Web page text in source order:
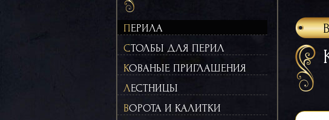
ПЕРИЛА
СТОЛБЫ ДЛЯ ПЕРИЛ
КОВАНЫЕ ПРИГЛАШЕНИЯ
ЛЕСТНИЦЫ
ВОРОТА И КАЛИТКИ